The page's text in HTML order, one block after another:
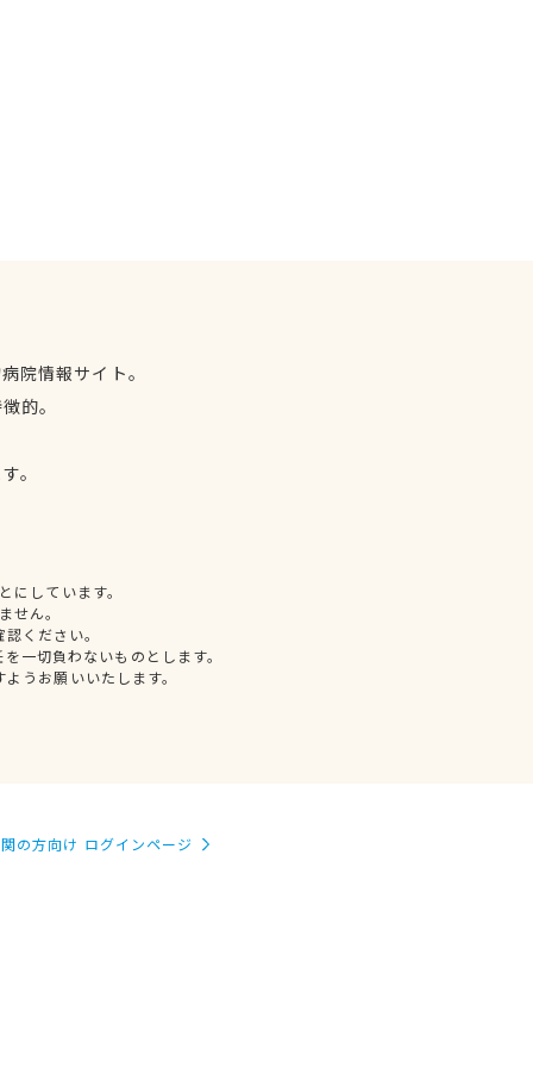
院情報サイト。
的。
。
しています。
せん。
ください。
一切負わないものとします。
うお願いいたします。
の方向け ログインページ